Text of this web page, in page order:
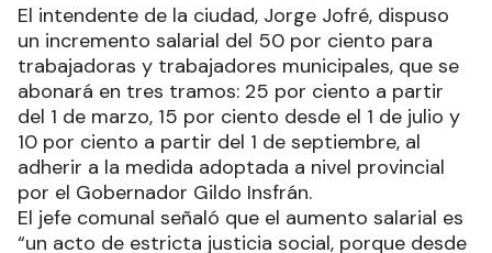
El intendente de la ciudad, Jorge Jofré, dispuso
un incremento salarial del 50 por ciento para
trabajadoras y trabajadores municipales, que se
abonará en tres tramos: 25 por ciento a partir
del 1 de marzo, 15 por ciento desde el 1 de julio y
10 por ciento a partir del 1 de septiembre, al
adherir a la medida adoptada a nivel provincial
por el Gobernador Gildo Insfrán.
El jefe comunal señaló que el aumento salarial es
“un acto de estricta justicia social, porque desde